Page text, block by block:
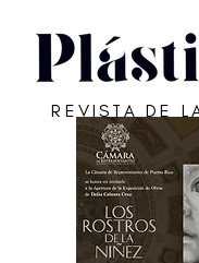
REVISTA DE
ARTE DE